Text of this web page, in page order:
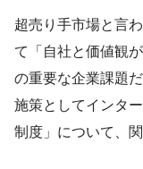
超売り手市場と言
て「自社と価値観
の重要な企業課題
施策としてインタ
制度」について、